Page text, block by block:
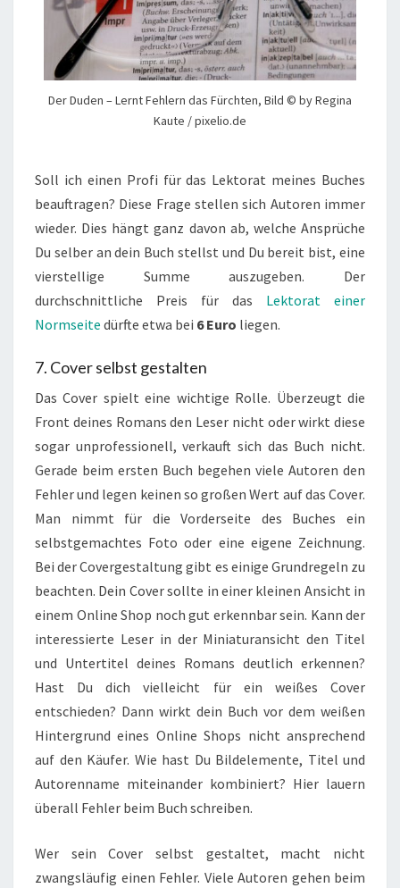
Der Duden – Lernt Fehlern das Fürchten, Bild © by Regina
Kaute / pixelio.de
Soll ich einen Profi für das Lektorat meines Buches
beauftragen? Diese Frage stellen sich Autoren immer
wieder. Dies hängt ganz davon ab, welche Ansprüche
Du selber an dein Buch stellst und Du bereit bist, eine
vierstellige Summe auszugeben. Der
durchschnittliche Preis für das Lektorat einer
Normseite dürfte etwa bei 6 Euro liegen.
7. Cover selbst gestalten
Das Cover spielt eine wichtige Rolle. Überzeugt die
Front deines Romans den Leser nicht oder wirkt diese
sogar unprofessionell, verkauft sich das Buch nicht.
Gerade beim ersten Buch begehen viele Autoren den
Fehler und legen keinen so großen Wert auf das Cover.
Man nimmt für die Vorderseite des Buches ein
selbstgemachtes Foto oder eine eigene Zeichnung.
Bei der Covergestaltung gibt es einige Grundregeln zu
beachten. Dein Cover sollte in einer kleinen Ansicht in
einem Online Shop noch gut erkennbar sein. Kann der
interessierte Leser in der Miniaturansicht den Titel
und Untertitel deines Romans deutlich erkennen?
Hast Du dich vielleicht für ein weißes Cover
entschieden? Dann wirkt dein Buch vor dem weißen
Hintergrund eines Online Shops nicht ansprechend
auf den Käufer. Wie hast Du Bildelemente, Titel und
Autorenname miteinander kombiniert? Hier lauern
überall Fehler beim Buch schreiben.
Wer sein Cover selbst gestaltet, macht nicht
zwangsläufig einen Fehler. Viele Autoren gehen beim